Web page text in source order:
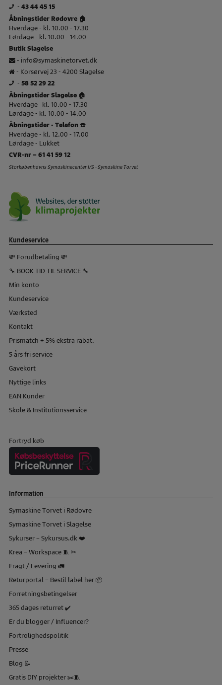
- 43 44 45 15
Åbningstider Rødovre 🏠
Hverdage - kl. 10.00 - 17.30
Lørdage - kl. 10.00 - 14.00
Butik Slagelse
- info@symaskinetorvet.dk
- Korsørvej 23 - 4200 Slagelse
- 58 52 29 22
Åbningstider Slagelse 🏠
Hverdage kl. 10.00 - 17.30
Lørdage - kl. 10.00 - 14.00
Åbningstider - Telefon ☎️
Hverdage - kl. 12.00 - 17.00
Lørdage - Lukket
CVR-nr – 61 41 59 12
Storkøbenhavns Symaskinecenter I/S - Symaskine Torvet
Kundeservice
💸 Forudbetaling 💸
🔧 BOOK TID TIL SERVICE 🔧
Min konto
Kundeservice
Værksted
Kontakt
Prismatch + 5% ekstra rabat.
5 års fri service
Gavekort
Nyttige links
EAN Kunder
Skole & Institutionsservice
Fortryd køb
Information
Symaskine Torvet i Rødovre
Symaskine Torvet i Slagelse
Sykurser – Sykursus.dk ❤️
Krea – Workspace 🧵 ✂
Fragt / Levering 🚛
Returportal – Bestil label her 📦
Forretningsbetingelser
365 dages returret ✔️
Er du blogger / Influencer?
Fortrolighedspolitik
Presse
Blog 📝
Gratis DIY projekter ✂️🧵